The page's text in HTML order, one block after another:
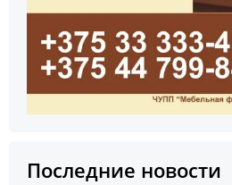
Последние новости